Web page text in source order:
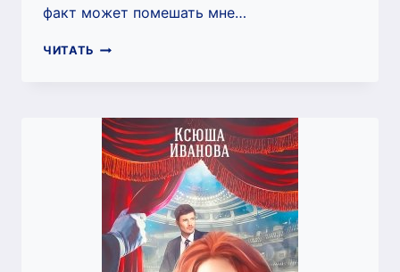
факт может помешать мне…
ЧИТАТЬ САЙТ.